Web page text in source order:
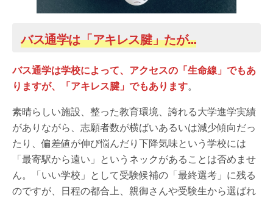
バス通学は「アキレス腱」たが…
バス通学は学校によって、アクセスの「生命線」でもあ
りますが、「アキレス腱」でもあります。
素晴らしい施設、整った教育環境、誇れる大学進学実績
がありながら、志願者数が横ばいあるいは減少傾向だっ
たり、偏差値が伸び悩んだり下降気味という学校には
「最寄駅から遠い」というネックがあることは否めませ
ん。「いい学校」として受験候補の「最終選考」に残る
のですが、日程の都合上、親御さんや受験生から選ばれ